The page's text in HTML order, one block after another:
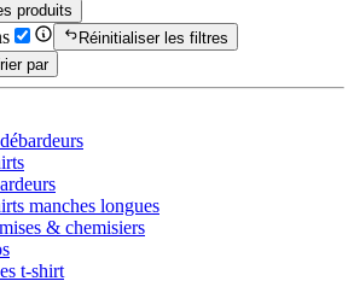
produits
Réinitialiser les filtres
par
manches longues
& chemisiers
t-shirt